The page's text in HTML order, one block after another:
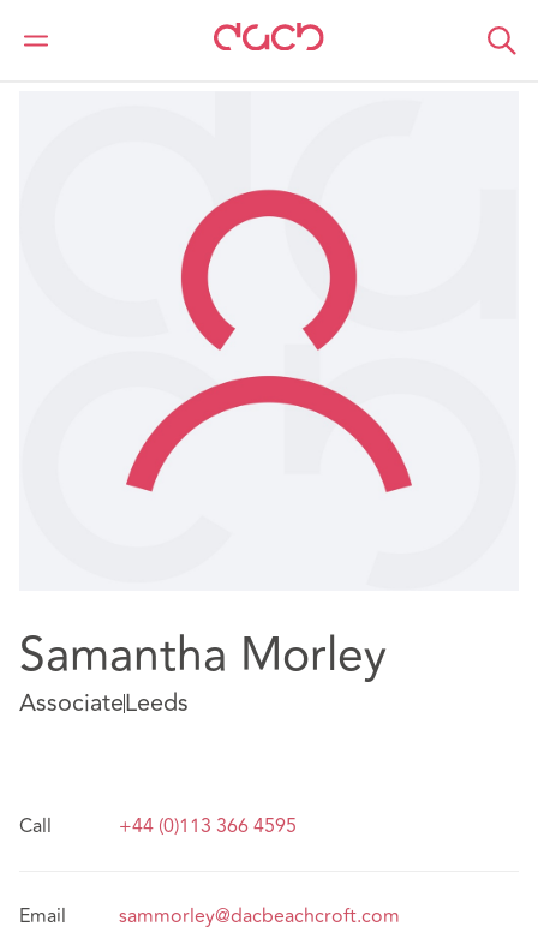
DAC Beachcroft Notre Équipe
Samantha Morley
AssociateLeeds
Call +44 (0)113 366 4595
Email sammorley@dacbeachcroft.com